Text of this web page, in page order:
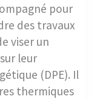
pour
des travaux
viser un
leur
(DPE). Il
thermiques